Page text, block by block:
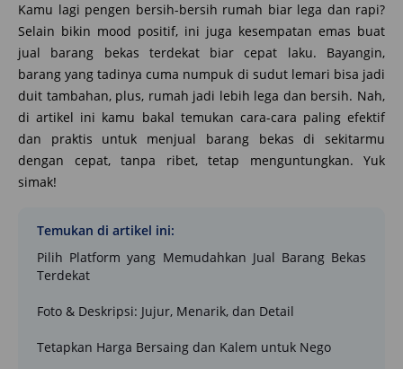
Kamu lagi pengen bersih-bersih rumah biar lega dan rapi?
Selain bikin mood positif, ini juga kesempatan emas buat
jual barang bekas terdekat biar cepat laku. Bayangin,
barang yang tadinya cuma numpuk di sudut lemari bisa jadi
duit tambahan, plus, rumah jadi lebih lega dan bersih. Nah,
di artikel ini kamu bakal temukan cara-cara paling efektif
dan praktis untuk menjual barang bekas di sekitarmu
dengan cepat, tanpa ribet, tetap menguntungkan. Yuk
simak!
Temukan di artikel ini:
Pilih Platform yang Memudahkan Jual Barang Bekas
Terdekat
Foto & Deskripsi: Jujur, Menarik, dan Detail
Tetapkan Harga Bersaing dan Kalem untuk Nego